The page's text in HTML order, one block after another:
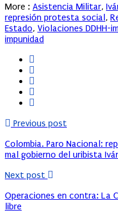
More : Asistencia Militar,
represión protesta social,
Estado, Violaciones DDHH-
impunidad
Previous post
Colombia. Paro Nacional:
mal gobierno del uribista
Next post
Operaciones en contra: La
libre